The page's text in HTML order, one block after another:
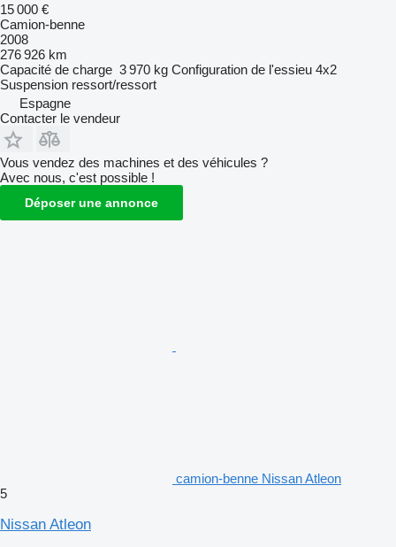
15 000 €
Camion-benne
2008
276 926 km
Capacité de charge 3 970 kg Configuration de l'essieu 4x2
Suspension ressort/ressort
Espagne
Contacter le vendeur
Vous vendez des machines et des véhicules ?
Avec nous, c'est possible !
Déposer une annonce
camion-benne Nissan Atleon
5
Nissan Atleon